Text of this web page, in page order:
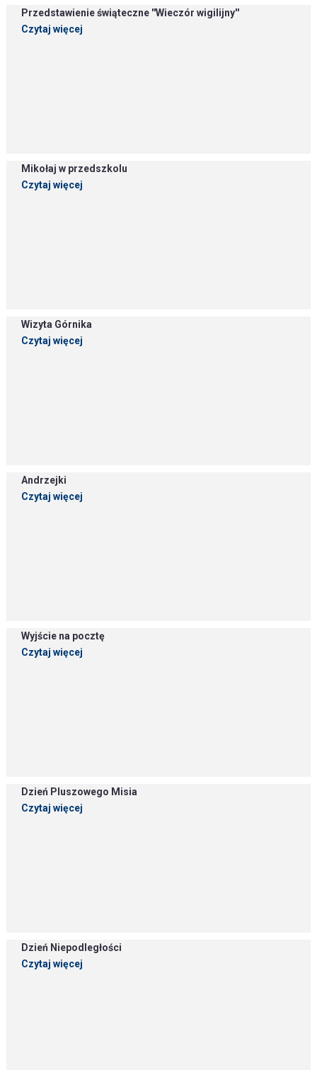
Przedstawienie świąteczne ''Wieczór wigilijny''
Czytaj więcej
Mikołaj w przedszkolu
Czytaj więcej
Wizyta Górnika
Czytaj więcej
Andrzejki
Czytaj więcej
Wyjście na pocztę
Czytaj więcej
Dzień Pluszowego Misia
Czytaj więcej
Dzień Niepodległości
Czytaj więcej